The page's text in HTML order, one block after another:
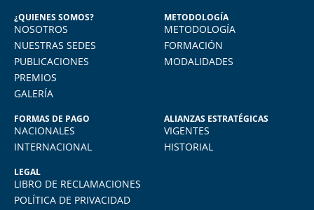
Uso todo lo aprendido
diario, actualmente me
como jefe de RRHH en la
empresa donde laboro.
Vivo en Arequipa y
total comodidad
plataforma virtual de
y muy amigable. La
¿QUIENES SOMOS?
NOSOTROS
NUESTRAS SEDES
PUBLICACIONES
PREMIOS
GALERÍA
METODOLOGÍA
METODOLOGÍA
FORMACIÓN
MODALIDADES
FORMAS DE PAGO
NACIONALES
INTERNACIONAL
ALIANZAS ESTRATÉGICAS
VIGENTES
HISTORIAL
LEGAL
LIBRO DE RECLAMACIONES
POLÍTICA DE PRIVACIDAD